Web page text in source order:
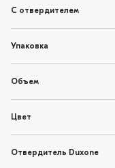
С отвердителем
Упаковка
Объем
Цвет
Отвердитель Duxone